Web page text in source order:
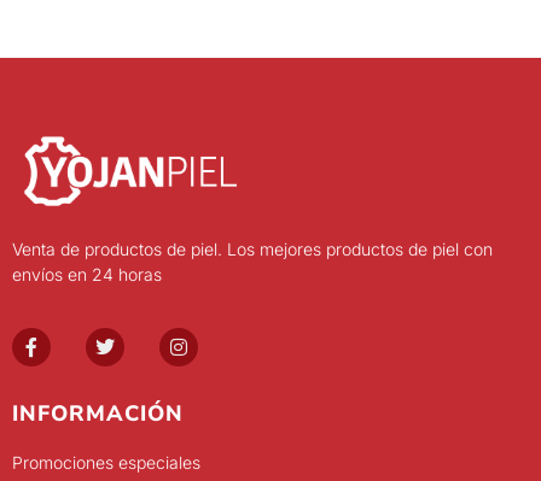
Venta de productos de piel. Los mejores productos de piel con
envíos en 24 horas
INFORMACIÓN
Promociones especiales